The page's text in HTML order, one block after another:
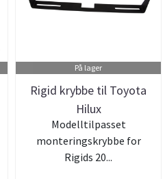
På lager
Rigid krybbe til Toyota
Hilux
Modelltilpasset
monteringskrybbe for
Rigids 20...